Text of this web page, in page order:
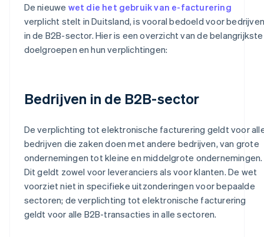
De nieuwe wet die het gebruik van e-facturering
verplicht stelt in Duitsland, is vooral bedoeld voor bedrijven
in de B2B-sector. Hier is een overzicht van de belangrijkste
doelgroepen en hun verplichtingen:
Bedrijven in de B2B-sector
De verplichting tot elektronische facturering geldt voor
bedrijven die zaken doen met andere bedrijven, van grote
ondernemingen tot kleine en middelgrote ondernemingen.
Dit geldt zowel voor leveranciers als voor klanten. De wet
voorziet niet in specifieke uitzonderingen voor bepaalde
sectoren; de verplichting tot elektronische facturering
geldt voor alle B2B-transacties in alle sectoren.